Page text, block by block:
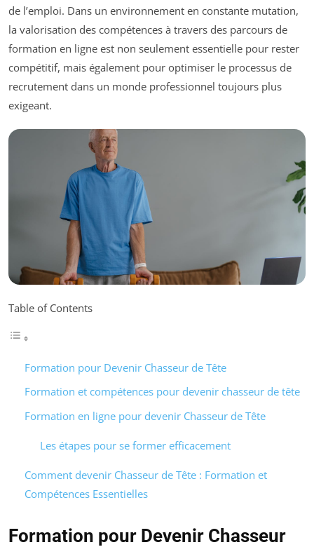
de l’emploi. Dans un environnement en constante mutation,
la valorisation des compétences à travers des parcours de
formation en ligne est non seulement essentielle pour rester
compétitif, mais également pour optimiser le processus de
recrutement dans un monde professionnel toujours plus
exigeant.
Table of Contents
Formation pour Devenir Chasseur de Tête
Formation et compétences pour devenir chasseur de tête
Formation en ligne pour devenir Chasseur de Tête
Les étapes pour se former efficacement
Comment devenir Chasseur de Tête : Formation et
Compétences Essentielles
Formation pour Devenir Chasseur